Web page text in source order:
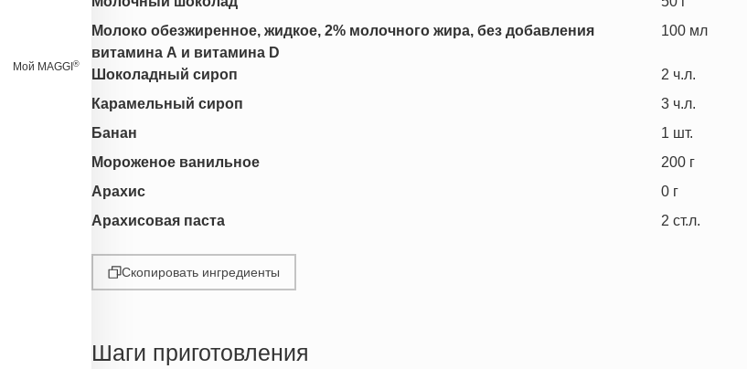
Мой MAGGI ®
Молоко обезжиренное, жидкое, 2% молочного жира, без добавления
витамина А и витамина D
100 мл
Шоколадный сироп 2 ч.л.
Карамельный сироп
3 ч.л.
Банан
1 шт.
Мороженое ванильное
200 г
Арахис
0 г
Арахисовая паста
2 ст.л.
Скопировать ингредиенты
Шаги приготовления